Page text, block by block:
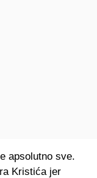
apsolutno sve.
Kristića jer